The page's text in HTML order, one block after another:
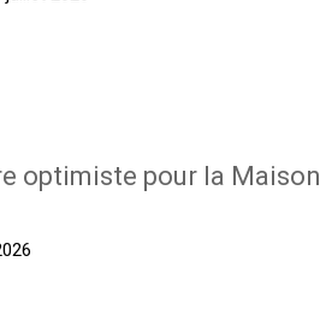
optimiste pour la Maison